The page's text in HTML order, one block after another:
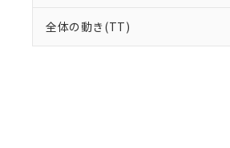
全体の動き(TT)